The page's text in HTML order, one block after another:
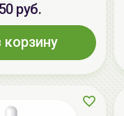
руб.
корзину